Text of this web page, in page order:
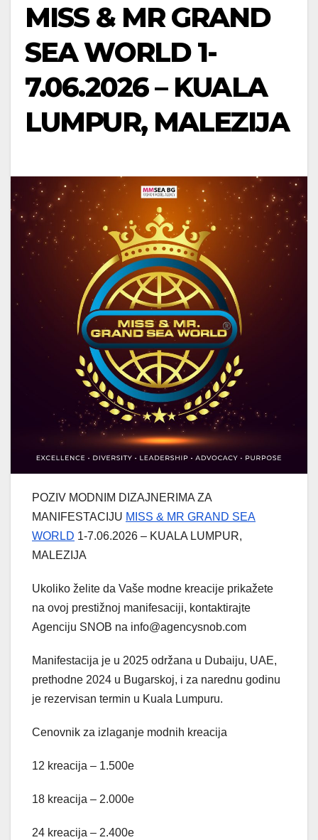
MISS & MR GRAND
SEA WORLD 1-
7.06.2026 – KUALA
LUMPUR, MALEZIJA
POZIV MODNIM DIZAJNERIMA ZA
MANIFESTACIJU MISS & MR GRAND SEA
WORLD 1-7.06.2026 – KUALA LUMPUR,
MALEZIJA
Ukoliko želite da Vaše modne kreacije prikažete
na ovoj prestižnoj manifesaciji, kontaktirajte
Agenciju SNOB na info@agencysnob.com
Manifestacija je u 2025 održana u Dubaiju, UAE,
prethodne 2024 u Bugarskoj, i za narednu godinu
je rezervisan termin u Kuala Lumpuru.
Cenovnik za izlaganje modnih kreacija
12 kreacija – 1.500e
18 kreacija – 2.000e
24 kreacija – 2.400e